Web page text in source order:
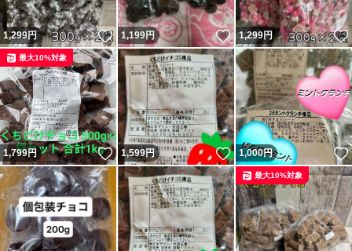
1,299円 いいね！
1,199円 いいね！
1,299円
1,799円 いいね！
最大10%対象
1,599円 いいね！
1,000円
最大10%対象